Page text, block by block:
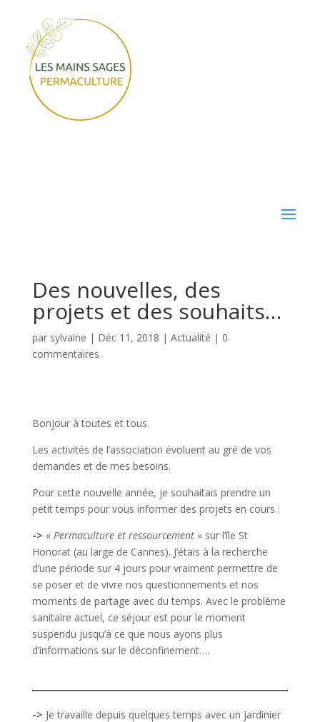
Des nouvelles, des
projets et des souhaits…
par sylvaine | Déc 11, 2018 | Actualité | 0
commentaires
Bonjour à toutes et tous.
Les activités de l’association évoluent au gré de vos
demandes et de mes besoins.
Pour cette nouvelle année, je souhaitais prendre un
petit temps pour vous informer des projets en cours :
-> « Permaculture et ressourcement» sur l’île St
Honorat (au large de Cannes). J’étais à la recherche
d’une période sur 4 jours pour vraiment permettre de
se poser et de vivre nos questionnements et nos
moments de partage avec du temps. Avec le problème
sanitaire actuel, ce séjour est pour le moment
suspendu jusqu’à ce que nous ayons plus
d’informations sur le déconfinement….
-> Je travaille depuis quelques temps avec un jardinier